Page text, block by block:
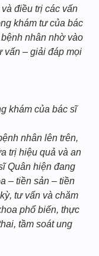
điều trị các vấn
khám tư của bác
nhân nhờ vào
vấn – giải đáp mọi
khám của bác sĩ
nhân lên trên,
trị hiệu quả và an
Quân hiện đang
– tiền sản – tiền
tư vấn và chăm
phổ biến, thực
tầm soát ung